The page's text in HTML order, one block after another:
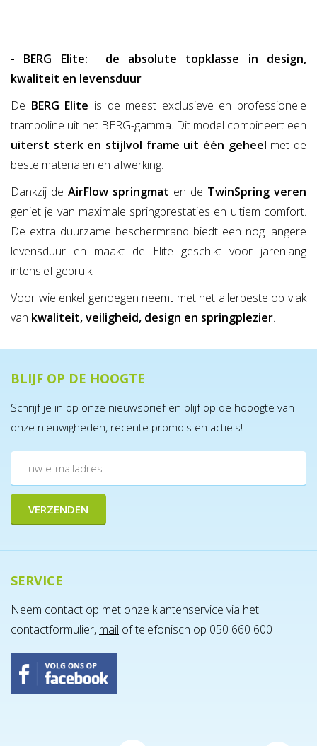
- BERG Elite: de absolute topklasse in design,
kwaliteit en levensduur
De BERG Elite is de meest exclusieve en professionele
trampoline uit het BERG-gamma. Dit model combineert een
uiterst sterk en stijlvol frame uit één geheel met de
beste materialen en afwerking.
Dankzij de AirFlow springmat en de TwinSpring veren
geniet je van maximale springprestaties en ultiem comfort.
De extra duurzame beschermrand biedt een nog langere
levensduur en maakt de Elite geschikt voor jarenlang
intensief gebruik.
Voor wie enkel genoegen neemt met het allerbeste op vlak
van kwaliteit, veiligheid, design en springplezier.
BLIJF OP DE HOOGTE
Schrijf je in op onze nieuwsbrief en blijf op de hooogte van
onze nieuwigheden, recente promo's en actie's!
SERVICE
Neem contact op met onze klantenservice via het
contactformulier, mail of telefonisch op 050 660 600